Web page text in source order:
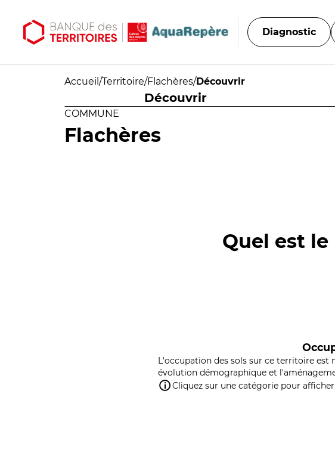
Diagnostic
Accueil /Territoire/Flachères/Découvrir
Découvrir
COMMUNE
Flachères
Quel est
L'occupation des sols sur ce territoire est
évolution démographique et
Cliquez sur une catégorie pour